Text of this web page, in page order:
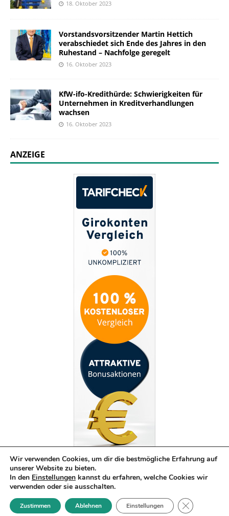
18. Oktober 2023
Vorstandsvorsitzender Martin Hettich
verabschiedet sich Ende des Jahres in den
Ruhestand – Nachfolge geregelt
16. Oktober 2023
KfW-ifo-Kredithürde: Schwierigkeiten für
Unternehmen in Kreditverhandlungen
wachsen
16. Oktober 2023
ANZEIGE
© 2022 | 42Channels GmbH (Impressum|Datenschutz
Wir verwenden Cookies, um dir die bestmögliche Erfahrung auf
unserer Website zu bieten.
In den Einstellungen kannst du erfahren, welche Cookies wir
verwenden oder sie ausschalten.
Zustimmen Ablehnen Einstellungen GDPR